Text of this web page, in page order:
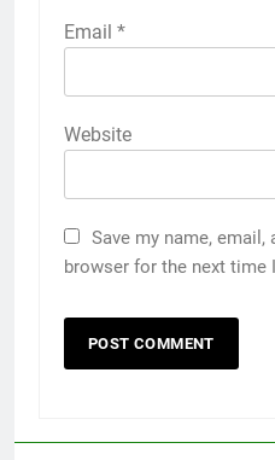
Email *
Website
Save my name,
browser for the next time